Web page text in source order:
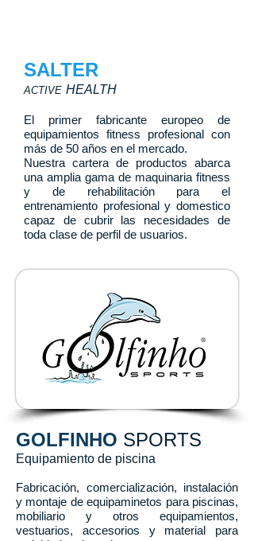
SALTER
ACTIVE HEALTH
El primer fabricante europeo de
equipamientos fitness profesional con
más de 50 años en el mercado.
Nuestra cartera de productos abarca
una amplia gama de maquinaria fitness
y de rehabilitación para el
entrenamiento profesional y domestico
capaz de cubrir las necesidades de
toda clase de perfil de usuarios.
GOLFINHO SPORTS
Equipamiento de piscina
Fabricación, comercialización, instalación
y montaje de equipaminetos para piscinas,
mobiliario y otros equipamientos,
vestuarios, accesorios y material para